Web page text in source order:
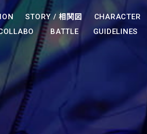
STORY /相関図 CHARACTER
BATTLE GUIDELINES